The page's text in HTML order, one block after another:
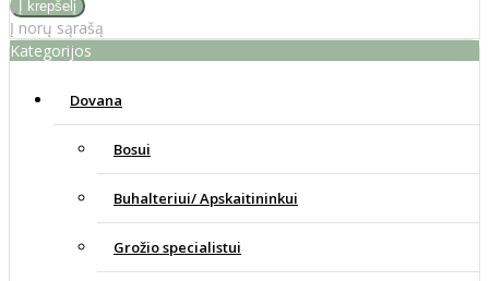
Į norų sąrašą
Kategorijos
Dovana
Bosui
Buhalteriui/ Apskaitininkui
Grožio specialistui